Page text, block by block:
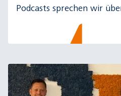
Podcasts sprechen wir
für alle ÖPNV-